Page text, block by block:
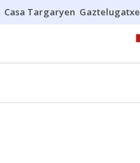
Casa Targaryen Gaztelugatxe